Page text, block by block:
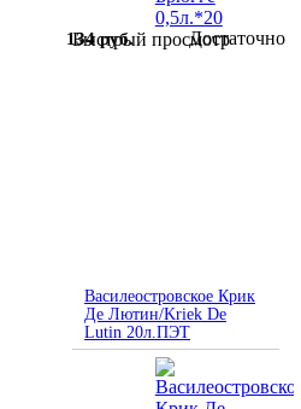
Быстрый просмотр
134 руб. Достаточно
Василеостровское Крик
Де Лютин/Kriek De
Lutin 20л.ПЭТ